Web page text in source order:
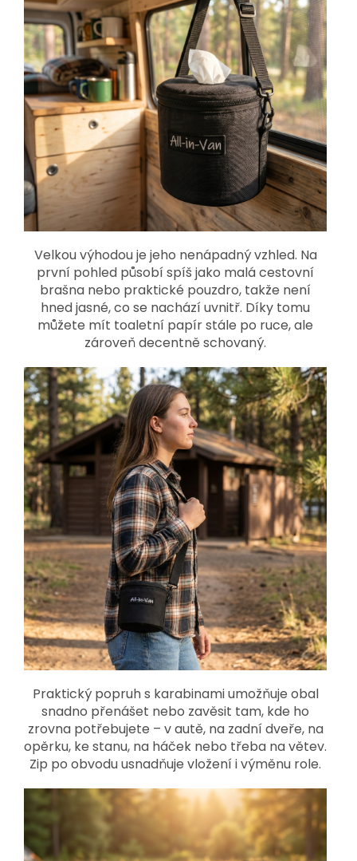
Velkou výhodou je jeho nenápadný vzhled. Na
první pohled působí spíš jako malá cestovní
brašna nebo praktické pouzdro, takže není
hned jasné, co se nachází uvnitř. Díky tomu
můžete mít toaletní papír stále po ruce, ale
zároveň decentně schovaný.
Praktický popruh s karabinami umožňuje obal
snadno přenášet nebo zavěsit tam, kde ho
zrovna potřebujete – v autě, na zadní dveře, na
opěrku, ke stanu, na háček nebo třeba na větev.
Zip po obvodu usnadňuje vložení i výměnu role.